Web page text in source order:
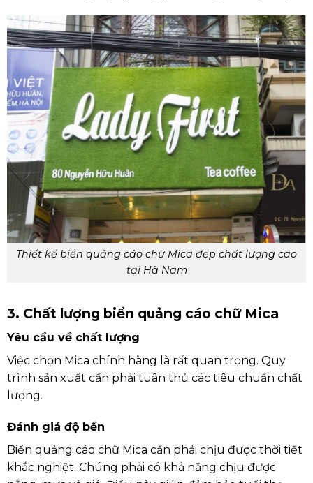
Thiết kế biển quảng cáo chữ Mica đẹp chất lượng cao
tại Hà Nam
3. Chất lượng biển quảng cáo chữ Mica
Yêu cầu về chất lượng
Việc chọn Mica chính hãng là rất quan trọng. Quy
trình sản xuất cần phải tuân thủ các tiêu chuẩn chất
lượng.
Đánh giá độ bền
Biển quảng cáo chữ Mica cần phải chịu được thời tiết
khắc nghiệt. Chúng phải có khả năng chịu được